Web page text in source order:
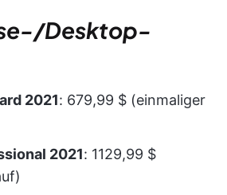
Desktop-
2021: 679,99 $ (einmaliger
2021: 1129,99 $